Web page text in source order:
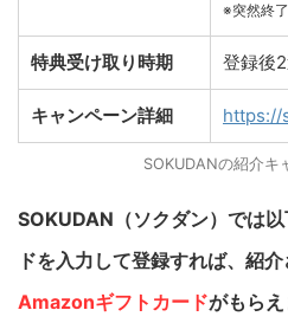
※突然終
特典受け取り時期 登録後
キャンペーン詳細 https://
SOKUDANの紹介キ
SOKUDAN（ソクダン）では
ドを入力して登録すれば、紹
Amazonギフトカードがもら